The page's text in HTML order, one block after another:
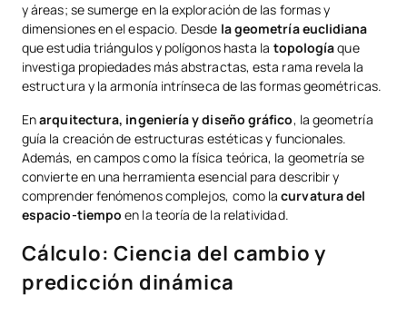
y áreas; se sumerge en la exploración de las formas y
dimensiones en el espacio. Desde la geometría euclidiana
que estudia triángulos y polígonos hasta la topologíaque
investiga propiedades más abstractas, esta rama revela la
estructura y la armonía intrínseca de las formas geométricas.
Enarquitectura, ingeniería y diseño gráfico, la geometría
guía la creación de estructuras estéticas y funcionales.
Además, en campos como la física teórica, la geometría se
convierte en una herramienta esencial para describir y
comprender fenómenos complejos, como lacurvatura del
espacio-tiempo en la teoría de la relatividad.
Cálculo: Ciencia del cambio y
predicción dinámica